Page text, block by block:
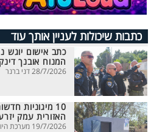
כתבות שיכולות לעניין אותך עוד
כתב אישום
המנוח אובנך
28/7/2026 דני ברנר
10 מיגוניות
האזורית עמק
19/7/2026 מערכת היום בעמק